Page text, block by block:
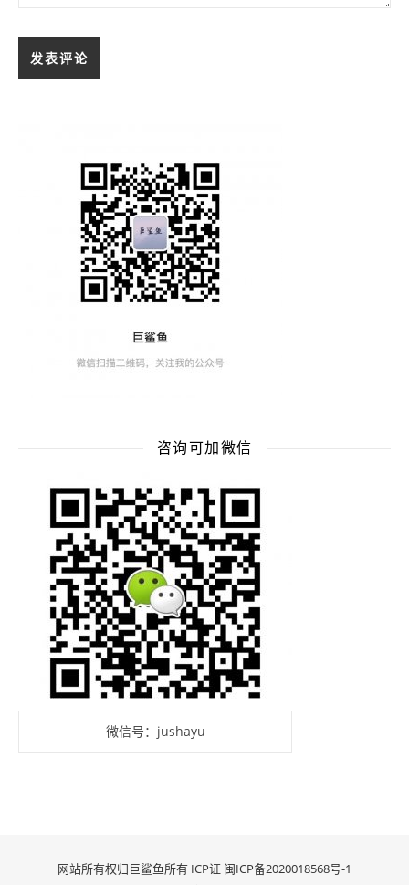
咨询可加微信
微信号：jushayu
网站所有权归巨鲨鱼所有 ICP证 闽ICP备2020018568号-1